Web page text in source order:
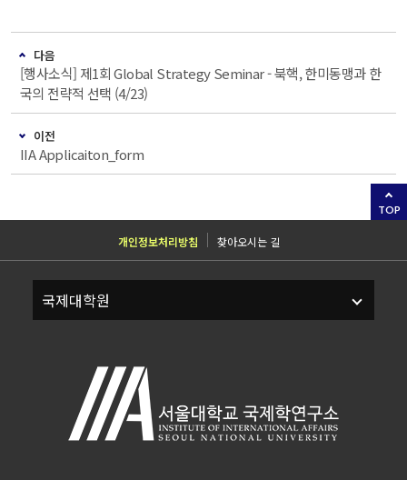
다음
[행사소식] 제1회 Global Strategy Seminar - 북핵, 한미동맹과 한
국의 전략적 선택 (4/23)
이전
IIA Applicaiton_form
TOP
개인정보처리방침 찾아오시는 길